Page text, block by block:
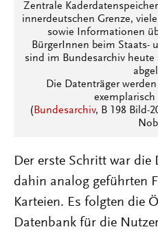
Zentrale
innerdeutschen Grenze,
sowie Informationen
BürgerInnen beim Staats-
sind im Bundesarchiv
Die Datenträger
( Bundesarchiv, B 198 Bild-
Der erste Schritt war
dahin analog geführten
Karteien. Es folgten die
Datenbank für die